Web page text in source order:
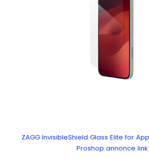
ZAGG InvisibleShield Glass Elite for
Proshop annonce link